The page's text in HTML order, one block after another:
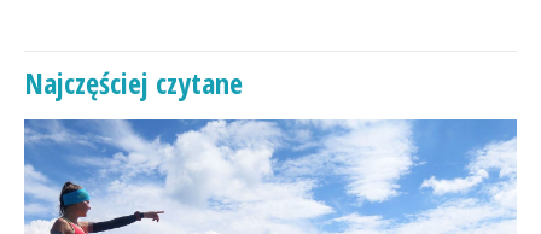
Najczęściej czytane